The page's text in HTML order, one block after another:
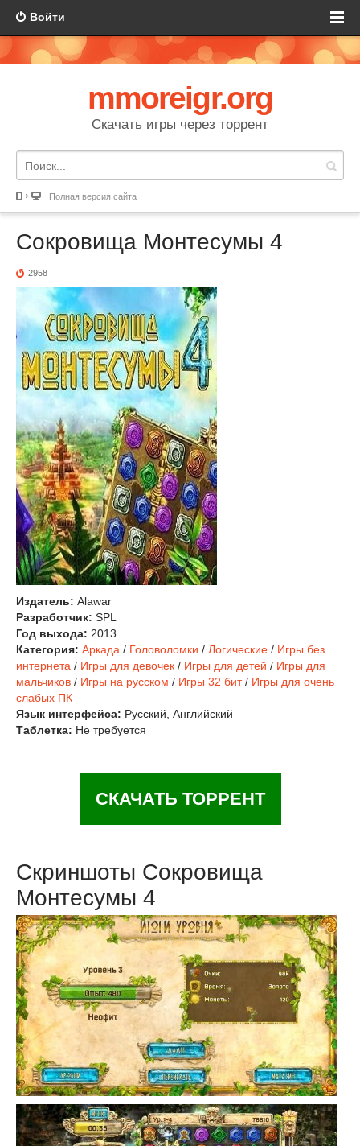
Войти
mmoreigr.org
Скачать игры через торрент
Полная версия сайта
Сокровища Монтесумы 4
2958
Издатель: Alawar
Разработчик: SPL
Год выхода: 2013
Категория: Аркада / Головоломки / Логические / Игры без
интернета / Игры для девочек / Игры для детей / Игры для
мальчиков / Игры на русском / Игры 32 бит/ Игры для очень
слабых ПК
Язык интерфейса: Русский, Английский
Таблетка: Не требуется
СКАЧАТЬ ТОРРЕНТ
Скриншоты Сокровища
Монтесумы 4